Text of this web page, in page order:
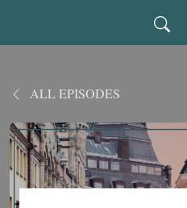
ALL EPISODES